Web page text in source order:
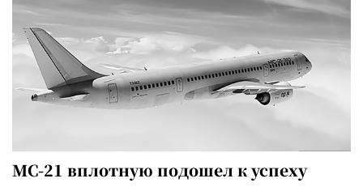
МС-21 вплотную подошел к успеху